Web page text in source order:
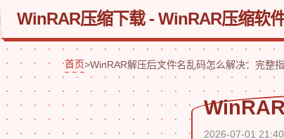
WinRAR压缩下载 - WinRAR压缩软
首页>WinRAR解压后文件名乱码怎么解决：完整
2026-07-01 21:40